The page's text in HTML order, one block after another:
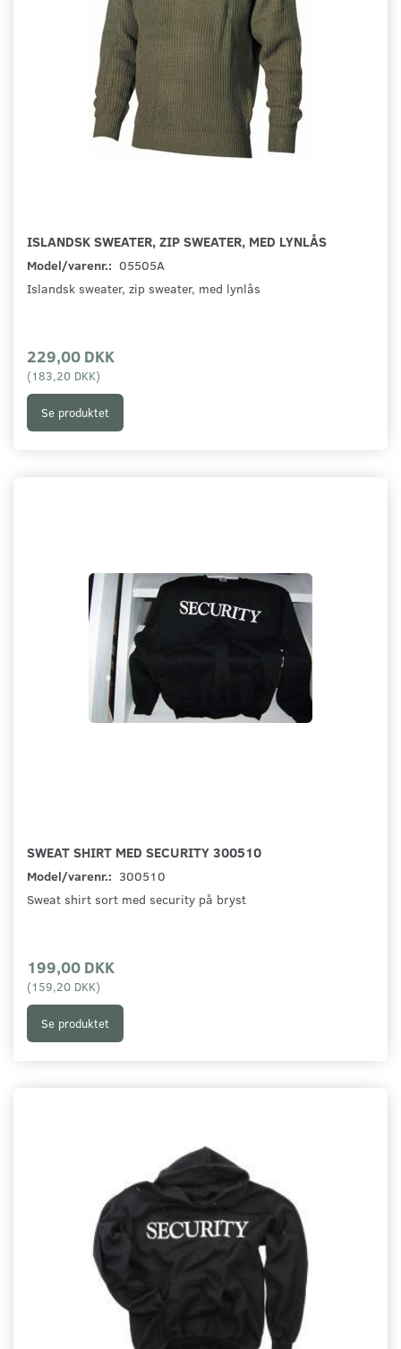
ISLANDSK SWEATER, ZIP SWEATER, MED LYNLÅS
Model/varenr.: 05505A
Islandsk sweater, zip sweater, med lynlås
229,00 DKK
(183,20 DKK)
Se produktet
SWEAT SHIRT MED SECURITY 300510
Model/varenr.: 300510
Sweat shirt sort med security på bryst
199,00 DKK
(159,20 DKK)
Se produktet